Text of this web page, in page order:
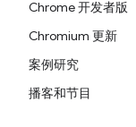
Chrome 开发者版
Chromium 更新
案例研究
播客和节目